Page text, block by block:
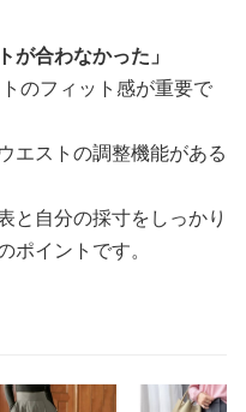
が合わなかった」
のフィット感が重要で
エストの調整機能がある
と自分の採寸をしっかり
イントです。